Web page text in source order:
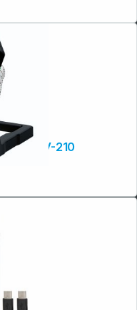
Bosch Taschenlampe Universal Light 18V-210